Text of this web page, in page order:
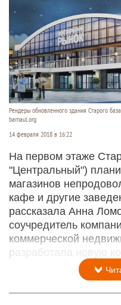
Рендеры обновленного здания Старого
barnaul.org
14 февраля 2018 в 16:22
На первом этаже
"Центральный")
магазинов
кафе и другие
рассказала Анна
соучредитель
коммерческой
разработала новую